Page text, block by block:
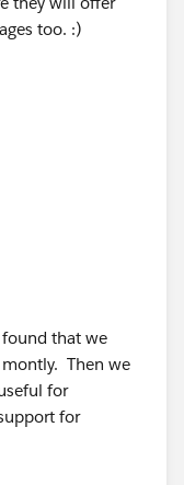
too. :)
that we
Then we
for
for